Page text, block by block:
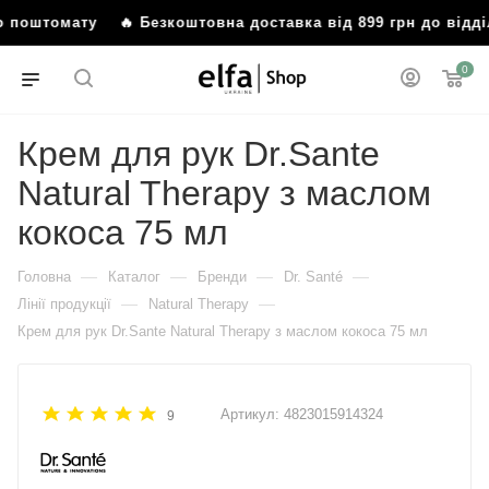
поштомату 🔥 Безкоштовна доставка від 899 грн до
0
Крем для рук Dr.Sante
Natural Therapy з маслом
кокоса 75 мл
Головна — Каталог — Бренди — Dr. Santé —
Лінії продукції — Natural Therapy —
Крем для рук Dr.Sante Natural Therapy з маслом кокоса 75 мл
9 Артикул: 4823015914324